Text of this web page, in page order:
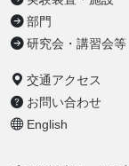
部門
研究会・講習会等
交通アクセス
お問い合わせ
English